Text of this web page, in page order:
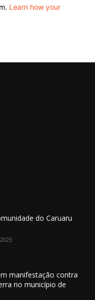
Learn how your
do Caruaru
manifestação contra
no município de